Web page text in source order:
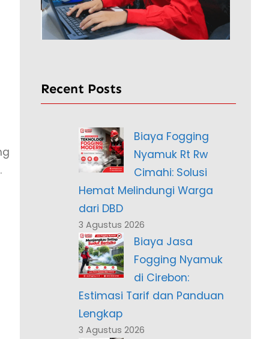
Recent Posts
Biaya Fogging
Nyamuk Rt Rw
Cimahi: Solusi
Hemat Melindungi Warga
dari DBD
3 Agustus 2026
Biaya Jasa
Fogging Nyamuk
di Cirebon:
Estimasi Tarif dan Panduan
Lengkap
3 Agustus 2026